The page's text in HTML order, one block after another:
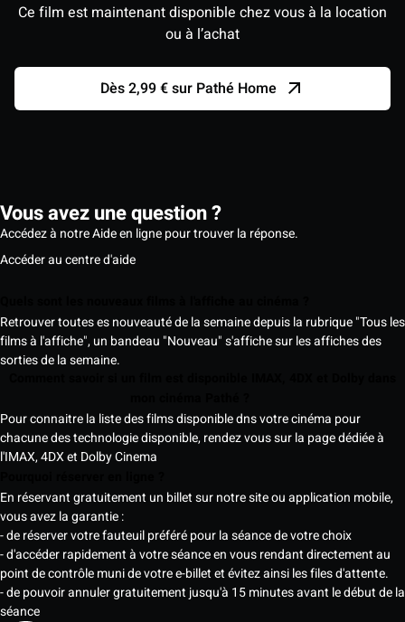
Ce film est maintenant disponible chez vous à la location
ou à l’achat
Dès 2,99 € sur Pathé Home
Vous avez une question ?
Accédez à notre Aide en ligne pour trouver la réponse.
Accéder au centre d'aide
Retrouver toutes es nouveauté de la semaine depuis la rubrique "Tous les
films à l'affiche", un bandeau "Nouveau" s'affiche sur les affiches des
sorties de la semaine.
Pour connaitre la liste des films disponible dns votre cinéma pour
chacune des technologie disponible, rendez vous sur la page dédiée à
l'IMAX, 4DX et Dolby Cinema
En réservant gratuitement un billet sur notre site ou application mobile,
vous avez la garantie :
- de réserver votre fauteuil préféré pour la séance de votre choix
- d'accéder rapidement à votre séance en vous rendant directement au
point de contrôle muni de votre e-billet et évitez ainsi les files d'attente.
- de pouvoir annuler gratuitement jusqu'à 15 minutes avant le début de la
séance